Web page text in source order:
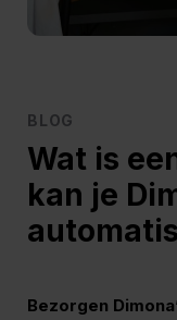
BLOG
Wat is
kan je
Bezorgen